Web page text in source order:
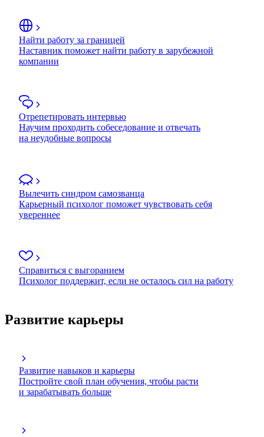
Найти работу за границей
Наставник поможет найти работу в зарубежной
компании
Отрепетировать интервью
Научим проходить собеседование и отвечать
на неудобные вопросы
Вылечить синдром самозванца
Карьерный психолог поможет чувствовать себя
увереннее
Справиться с выгоранием
Психолог поддержит, если не осталось сил на работу
Развитие карьеры
Развитие навыков и карьеры
Постройте свой план обучения, чтобы расти
и зарабатывать больше